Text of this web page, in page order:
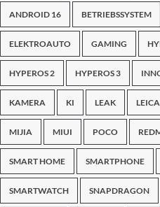
ANDROID 16 BETRIEBSSYSTEM
ELEKTROAUTO GAMING
HYPEROS 2 HYPEROS 3
KAMERA KI LEAK LEICA
MIJIA MIUI POCO
SMART HOME SMARTPHONE
SMARTWATCH SNAPDRAGON